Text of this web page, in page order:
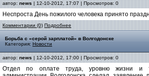
автор: news | 12-10-2012, 17:07 | Просмотров: 0
Неспроста День пожилого человека принято
Комментарии (0) Подробнее
Борьба с «серой зарплатой» в Волгодонске
Категория: Новости
автор: news | 12-10-2012, 17:00 | Просмотров: 0
Отдел по оплате труда, уровню жизни и